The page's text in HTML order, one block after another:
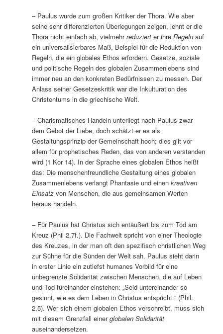
– Paulus wurde zum großen Kritiker der Thora. Wie aber
seine sehr differenzierten Überlegungen zeigen, lehnt er die
Thora nicht einfach ab, vielmehrreduziert er ihreRegeln auf
ein universalisierbares Maß, Beispiel für die Reduktion von
Regeln, die ein globales Ethos erfordern. Gesetze, soziale
und politische Regeln des globalen Zusammenlebens sind
immer neu an den konkreten Bedürfnissen zu messen. Der
Anlass seiner Gesetzeskritik war die Inkulturation des
Christentums in die griechische Welt.
– Charismatisches Handeln unterliegt nach Paulus zwar
dem Gebot der Liebe, doch schätzt er es als
Gestaltungsprinzip der Gemeinschaft hoch; dies gilt vor
allem für prophetisches Reden, das von anderen verstanden
wird (1 Kor 14). In der Sprache eines globalen Ethos heißt
das: Die menschenfreundliche Gestaltung eines globalen
Zusammenlebens verlangt Phantasie und einenkreativen
Einsatz von Menschen, die aus gemeinsamen Werten
heraus handeln.
– Für Paulus hat Christus sich entäußert bis zum Tod am
Kreuz (Phil 2,7f.). Die Fachwelt spricht von einer Theologie
des Kreuzes, in der man oft den spezifisch christlichen Weg
zur Sühne für die Sünden der Welt sah. Paulus sieht darin
in erster Linie ein zutiefst humanes Vorbild für eine
unbegrenzte Solidarität zwischen Menschen, die auf Leben
und Tod füreinander einstehen: „Seid untereinander so
gesinnt, wie es dem Leben in Christus entspricht.“ (Phil.
2,5). Wer sich einem globalen Ethos verschreibt, muss sich
mit diesem Grenzfall einerglobalen Solidarität
auseinandersetzen.